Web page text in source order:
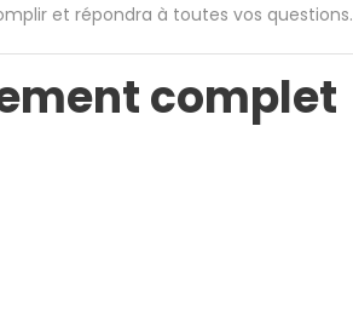
et répondra à toutes vos questions.
complet